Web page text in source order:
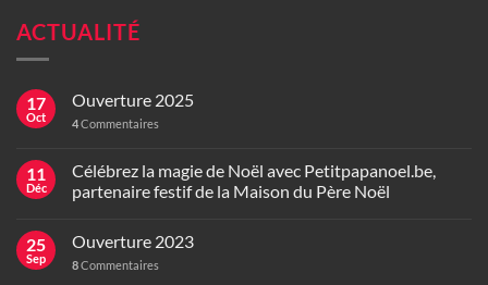
ACTUALITÉ
17
Oct
Ouverture 2025
4Commentaires
11
Déc
Célébrez la magie de Noël avec Petitpapanoel.be,
partenaire festif de la Maison du Père Noël
25
Sep
Ouverture 2023
8Commentaires